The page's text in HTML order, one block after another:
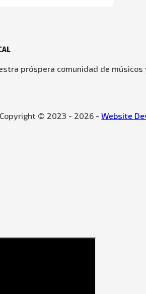
próspera comunidad de
Copyright © 2023 - 2026 -Website